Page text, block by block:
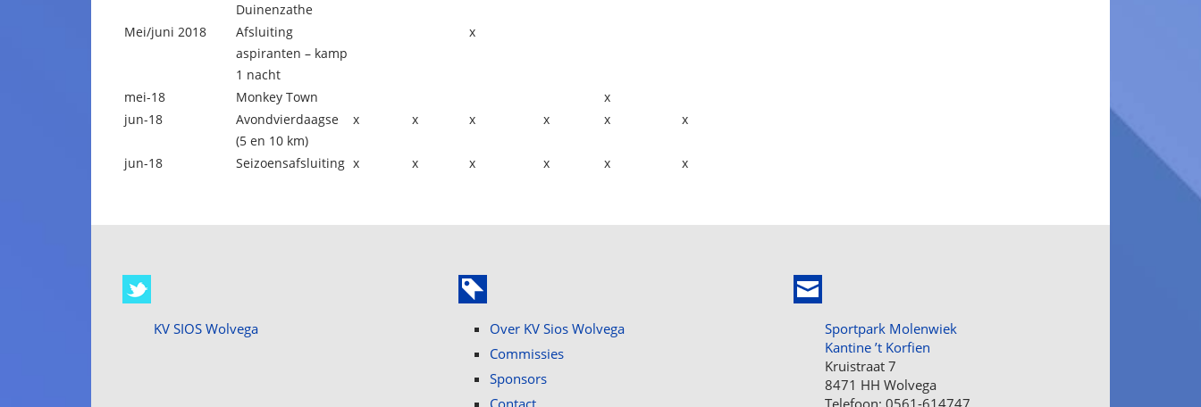
Duinenzathe
Mei/juni 2018
Afsluiting
aspiranten – kamp
1 nacht
x
mei-18 Monkey Town
x
jun-18
Avondvierdaagse
(5 en 10 km)
x x x x x x
jun-18 Seizoensafsluiting x x x x x x
KV SIOS Wolvega
Over KV Sios Wolvega
Commissies
Sponsors
Contact
Sportpark Molenwiek
Kantine ’t Korfien
Kruistraat 7
8471 HH Wolvega
Telefoon: 0561-614747